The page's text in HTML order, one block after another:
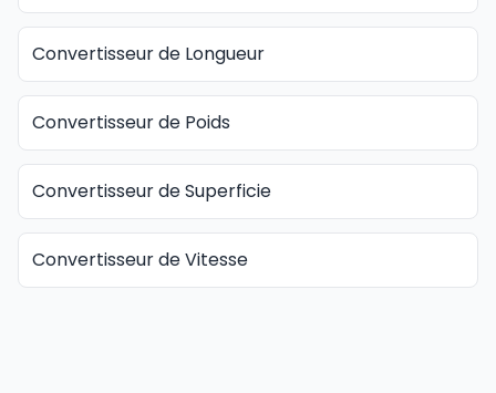
Convertisseur de Longueur
Convertisseur de Poids
Convertisseur de Superficie
Convertisseur de Vitesse